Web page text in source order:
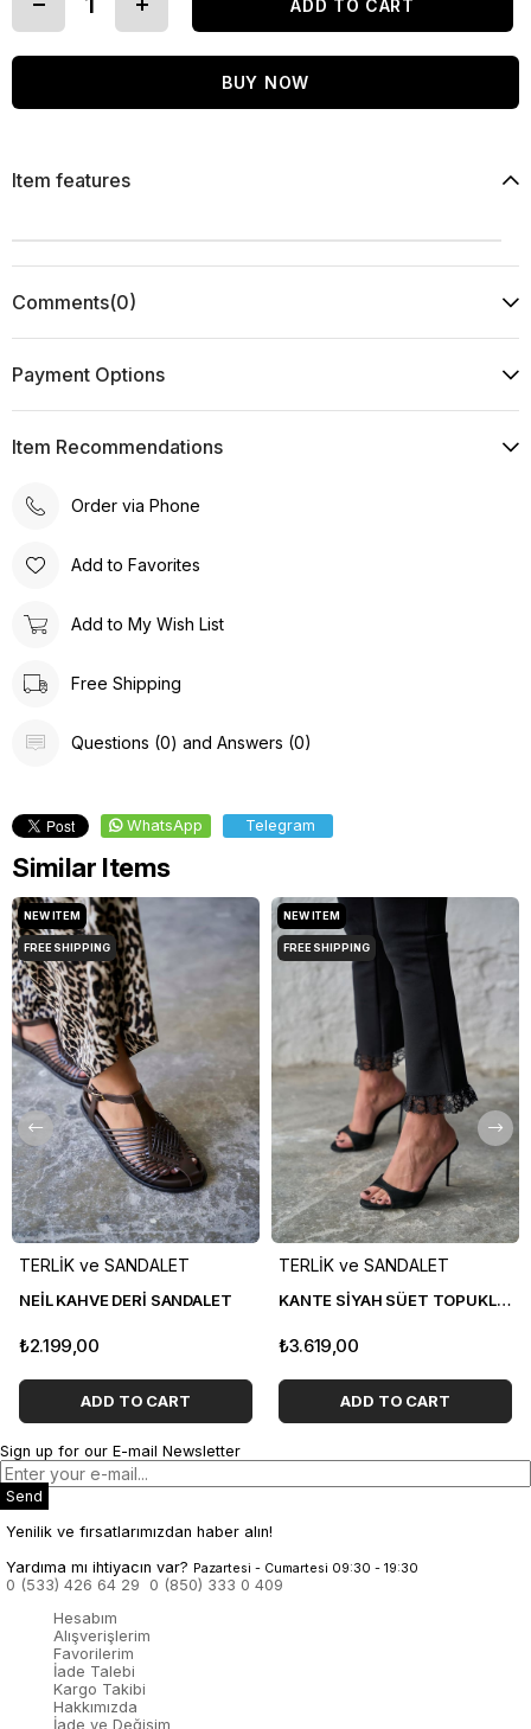
Item features
Comments(0)
Payment Options
Item Recommendations
Order via Phone
Add to Favorites
Add to My Wish List
Free Shipping
Questions (0) and Answers (0)
WhatsApp Telegram
Similar Items
TERLİK ve SANDALET
NEİL KAHVE DERİ SANDALET
₺2.199,00
ADD TO CART
NEW ITEM
FREE SHIPPING
TERLİK ve SANDALET
KANTE SİYAH SÜET TOPUKLU AYAKKABI
₺3.619,00
ADD TO CART
NEW ITEM
FREE SHIPPING
Sign up for our E-mail Newsletter
Send
Yenilik ve fırsatlarımızdan haber alın!
Yardıma mı ihtiyacın var? Pazartesi - Cumartesi 09:30 - 19:30
0 (533) 426 64 29
0 (850) 333 0 409
Hesabım
Alışverişlerim
Favorilerim
İade Talebi
Kargo Takibi
Hakkımızda
İade ve Değişim